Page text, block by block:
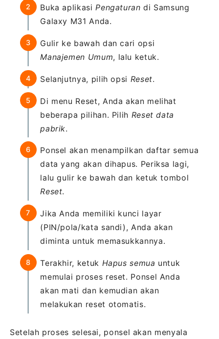
Buka aplikasiPengaturan di Samsung
Galaxy M31 Anda.
Gulir ke bawah dan cari opsi
Manajemen Umum, lalu ketuk.
Selanjutnya, pilih opsi Reset.
Di menu Reset, Anda akan melihat
beberapa pilihan. Pilih Reset data
pabrik.
Ponsel akan menampilkan daftar semua
data yang akan dihapus. Periksa lagi,
lalu gulir ke bawah dan ketuk tombol
Reset.
Jika Anda memiliki kunci layar
(PIN/pola/kata sandi), Anda akan
diminta untuk memasukkannya.
Terakhir, ketuk Hapus semua untuk
memulai proses reset. Ponsel Anda
akan mati dan kemudian akan
melakukan reset otomatis.
Setelah proses selesai, ponsel akan menyala